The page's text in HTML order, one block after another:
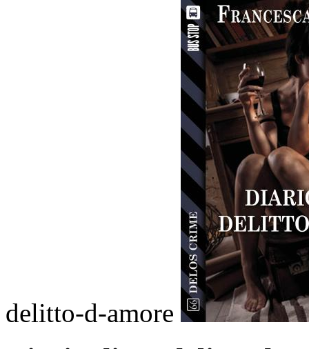
delitto-d-amore